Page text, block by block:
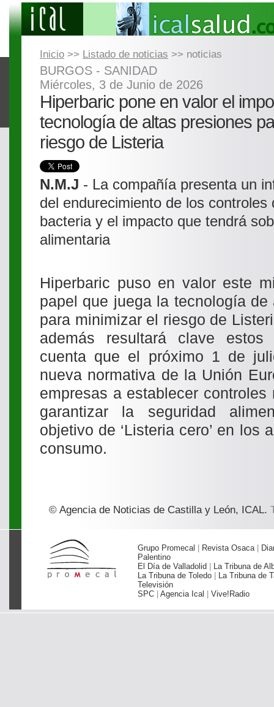
Inicio >> Listado de noticias >> noticias
BURGOS - SANIDAD
Miércoles, 3 de Junio de 2026
Hiperbaric pone en valor el
tecnología de altas presiones
riesgo de Listeria
N.M.J - La compañía presenta un
del endurecimiento de los
bacteria y el impacto que tendrá
alimentaria
Hiperbaric puso en valor este
papel que juega la tecnología
para minimizar el riesgo de
además resultará clave
cuenta que el próximo 1 de
nueva normativa de la Unión
empresas a establecer
garantizar la seguridad
objetivo de ‘Listeria cero’ en los
consumo.
© Agencia de Noticias de Castilla y León, ICAL.
Grupo Promecal Revista Osaca
Palentino
El Día de Valladolid
La Tribuna de
La Tribuna de Toledo
La Tribuna de
Televisión
SPC
Agencia Ical Vive!Radio